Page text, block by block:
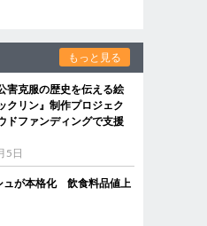
もっと見る
害克服の歴史を伝える絵
クリン』制作プロジェク
ドファンディングで支援
5日
ュが本格化 飲食料品値上